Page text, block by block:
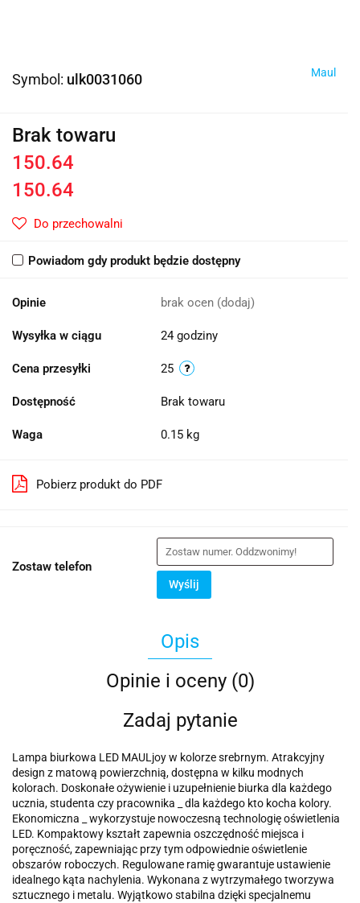
Symbol: ulk0031060 Maul
Brak towaru
150.64
150.64
Do przechowalni
Powiadom gdy produkt będzie dostępny
Opinie brak ocen (dodaj)
Wysyłka w ciągu 24 godziny
Cena przesyłki 25
Dostępność Brak towaru
Waga 0.15 kg
Pobierz produkt do PDF
Zostaw telefon
Wyślij
Opis
Opinie i oceny (0)
Zadaj pytanie
Lampa biurkowa LED MAULjoy w kolorze srebrnym. Atrakcyjny
design z matową powierzchnią, dostępna w kilku modnych
kolorach. Doskonałe ożywienie i uzupełnienie biurka dla każdego
ucznia, studenta czy pracownika _ dla każdego kto kocha kolory.
Ekonomiczna _ wykorzystuje nowoczesną technologię oświetlenia
LED. Kompaktowy kształt zapewnia oszczędność miejsca i
poręczność, zapewniając przy tym odpowiednie oświetlenie
obszarów roboczych. Regulowane ramię gwarantuje ustawienie
idealnego kąta nachylenia. Wykonana z wytrzymałego tworzywa
sztucznego i metalu. Wyjątkowo stabilna dzięki specjalnemu